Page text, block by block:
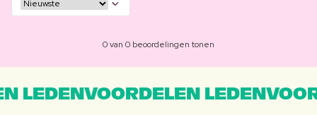
0 van 0 beoordelingen tonen
LEDENVOORDELEN